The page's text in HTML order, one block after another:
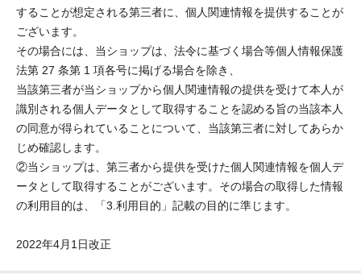
することが想定される第三者に、個人関連情報を提供することが
ございます。
その場合には、当ショップは、法令に基づく場合等個人情報保護
法第 27 条第 1 項各号に掲げる場合を除き、
当該第三者が当ショップから個人関連情報の提供を受けて本人が
識別される個人データとして取得することを認める旨の当該本人
の同意が得られていることについて、当該第三者に対してあらか
じめ確認します。
②当ショップは、第三者から提供を受けた個人関連情報を個人デ
ータとして取得することがございます。その場合の取得した情報
の利用目的は、「3.利用目的」記載の目的に準じます。
2022年4月1日改正